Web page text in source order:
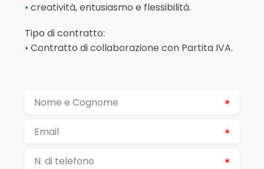
creatività, entusiasmo e flessibilità.
Tipo di contratto:
Contratto di collaborazione con Partita IVA.